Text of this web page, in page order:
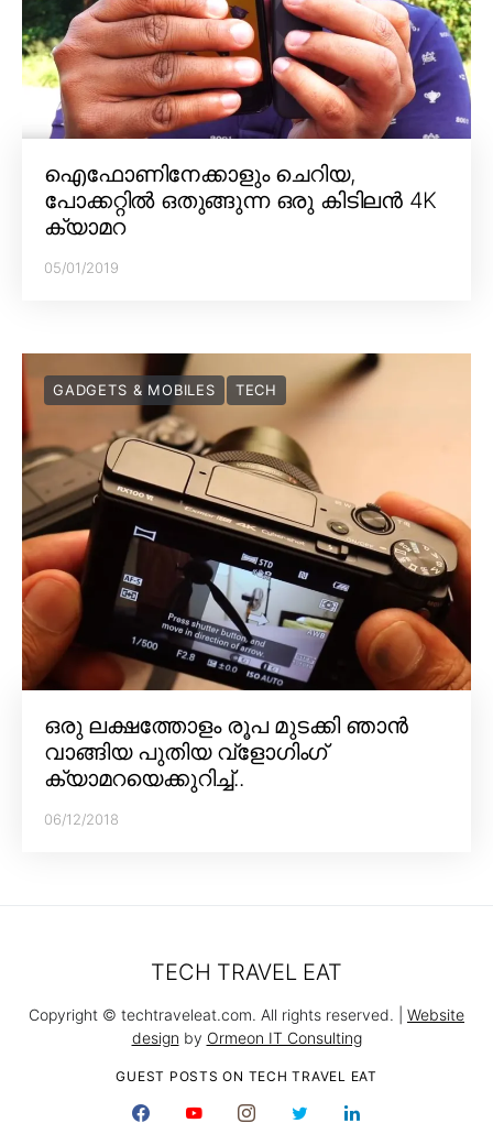
ഐഫോണിനേക്കാളും ചെറിയ,
പോക്കറ്റിൽ ഒതുങ്ങുന്ന ഒരു കിടിലൻ 4K
ക്യാമറ
05/01/2019
GADGETS & MOBILES TECH
ഒരു ലക്ഷത്തോളം രൂപ മുടക്കി ഞാൻ
വാങ്ങിയ പുതിയ വ്‌ളോഗിംഗ്
ക്യാമറയെക്കുറിച്ച്..
06/12/2018
GUEST POSTS ON TECH TRAVEL EAT
TECH TRAVEL EAT
Copyright © techtraveleat.com. All rights reserved. | Website
design by Ormeon IT Consulting